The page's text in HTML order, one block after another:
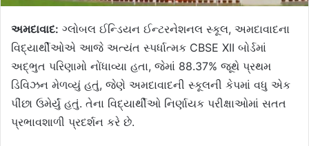
અમદાવાદ: ગ્લોબલ ઈન્ડિયન ઈન્ટરનેશનલ સ્કૂલ, અમદાવાદના
વિદ્યાર્થીઓએ આજે અત્યંત સ્પર્ધાત્મક CBSE XII બોર્ડમાં
અદ્ભુત પરિણામો નોંધાવ્યા હતા, જેમાં 88.37% જૂથે પ્રથમ
ડિવિઝન મેળવ્યું હતું, જેણે અમદાવાદની સ્કૂલની કેપમાં વધુ એક
પીંછા ઉમેર્યું હતું. તેના વિદ્યાર્થીઓ નિર્ણાયક પરીક્ષાઓમાં સતત
પ્રભાવશાળી પ્રદર્શન કરે છે.